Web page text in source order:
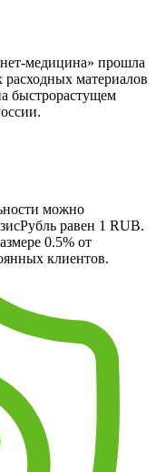
медицина» прошла
расходных материалов
быстрорастущем
можно
равен 1 RUB.
0.5% от
клиентов.